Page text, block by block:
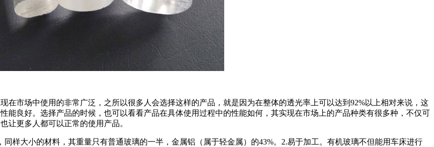
在市场中使用的非常广泛，之所以很多人会选择这样的产品，就是因为在整体的透光率上可以达到92%以上相对来说，这
能良好。选择产品的时候，也可以看看产品在具体使用过程中的性能如何，其实现在市场上的产品种类有很多种，不仅可
让更多人都可以正常的使用产品。
样大小的材料，其重量只有普通玻璃的一半，金属铝（属于轻金属）的43%。2.易于加工。有机玻璃不但能用车床进行